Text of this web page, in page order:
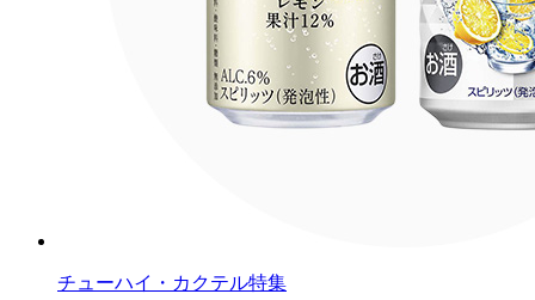
チューハイ・カクテル特集